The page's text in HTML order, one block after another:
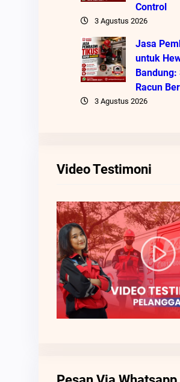
Control
3 Agustus 2026
Jasa
untuk
Bandung:
Racun
3 Agustus 2026
Video Testimoni